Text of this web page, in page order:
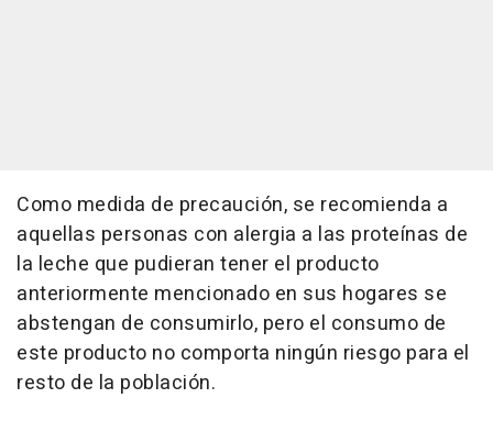
Como medida de precaución, se recomienda a
aquellas personas con alergia a las proteínas de
la leche que pudieran tener el producto
anteriormente mencionado en sus hogares se
abstengan de consumirlo, pero el consumo de
este producto no comporta ningún riesgo para el
resto de la población.